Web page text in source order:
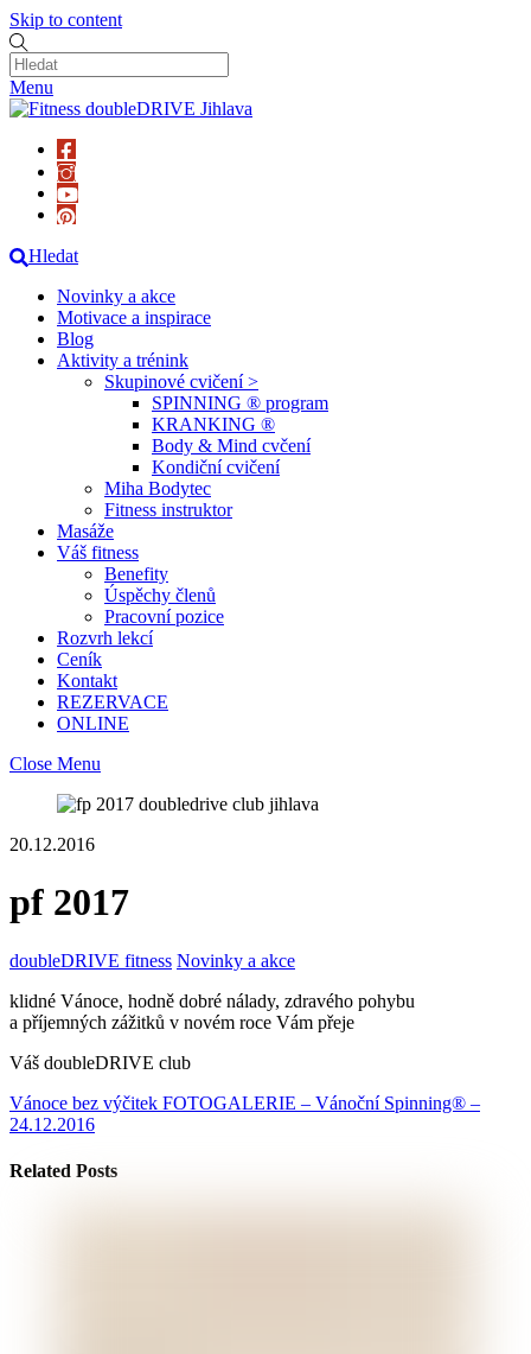
Skip to content
Menu
Hledat
Novinky a akce
Motivace a inspirace
Blog
Aktivity a trénink
Skupinové cvičení >
SPINNING ® program
KRANKING ®
Body & Mind cvčení
Kondiční cvičení
Miha Bodytec
Fitness instruktor
Masáže
Váš fitness
Benefity
Úspěchy členů
Pracovní pozice
Rozvrh lekcí
Ceník
Kontakt
REZERVACE
ONLINE
Close Menu
20.12.2016
pf 2017
doubleDRIVE fitness Novinky a akce
klidné Vánoce, hodně dobré nálady, zdravého pohybu
a příjemných zážitků v novém roce Vám přeje
Váš doubleDRIVE club
Vánoce bez výčitek FOTOGALERIE – Vánoční Spinning® –
24.12.2016
Related Posts